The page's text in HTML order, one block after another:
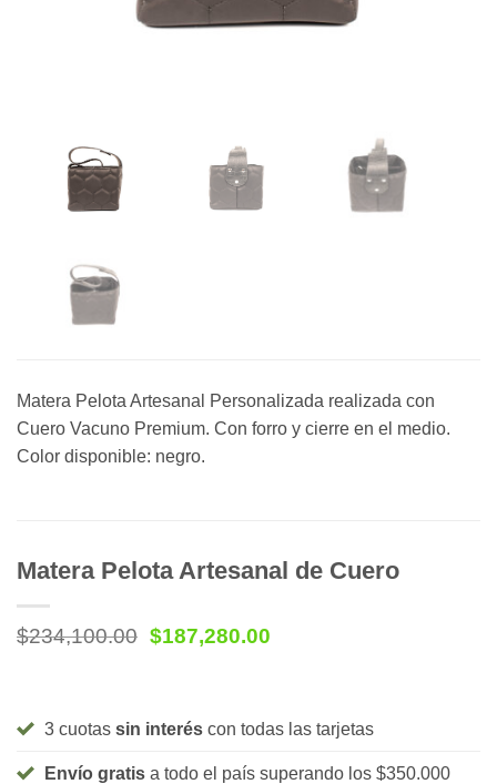
Matera Pelota Artesanal Personalizada realizada con
Cuero Vacuno Premium. Con forro y cierre en el medio.
Color disponible: negro.
Matera Pelota Artesanal de Cuero
$234,100.00 Original
$187,280.00Current
3 cuotas sin interés con todas las tarjetas
Envío gratis a todo el país superando los $350.000